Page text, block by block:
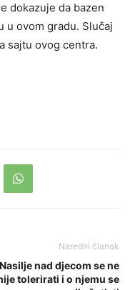
dokazuje da bazen
u ovom gradu. Slučaj
sajtu ovog centra.
Naredni članak
Nasilje nad djecom se ne
tolerirati i o njemu se